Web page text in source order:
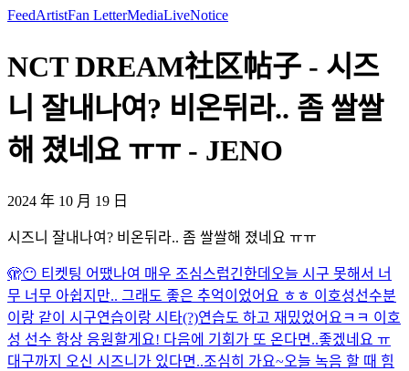
FeedArtistFan LetterMediaLiveNotice
NCT DREAM社区帖子 - 시즈
니 잘내나여? 비온뒤라.. 좀 쌀쌀
해 졌네요 ㅠㅠ - JENO
2024 年 10 月 19 日
시즈니 잘내나여? 비온뒤라.. 좀 쌀쌀해 졌네요 ㅠㅠ
🫣😶 티켓팅 어땠나여 매우 조심스럽긴한데 오늘 시구 못해서 너
무 너무 아쉽지만.. 그래도 좋은 추억이었어요 ㅎㅎ 이호성선수분
이랑 같이 시구연습이랑 시타(?)연습도 하고 재밌었어요ㅋㅋ 이호
성 선수 항상 응원할게요! 다음에 기회가 또 온다면..좋겠네요 ㅠ
대구까지 오신 시즈니가 있다면..조심히 가요~오늘 녹음 할 때 힘